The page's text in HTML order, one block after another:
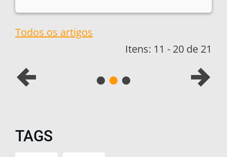
Todos os artigos
Itens: 11 - 20 de 21
TAGS